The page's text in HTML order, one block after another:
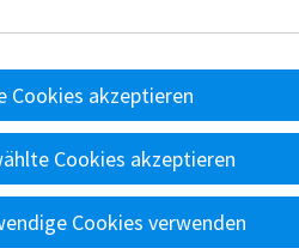
nur nach
Sie haben
aktiviert. Der
Cookies akzeptieren
Cookies akzeptieren
Cookies verwenden